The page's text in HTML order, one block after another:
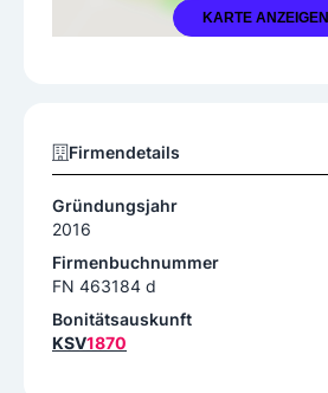
KARTE ANZEIGEN
Firmendetails
Gründungsjahr
2016
Firmenbuchnummer
FN 463184 d
Bonitätsauskunft
KSV1870